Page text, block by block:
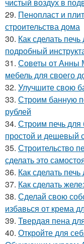
чистый воздух в
29. Пенопласт и
строительства дома
30. Как сделать
подробный
31. Советы от Анны
мебель для своего
32. Улучшите свою
33. Строим банную
рублей
34. Строим печь для
простой и дешевый
35. Строительство
сделать это
36. Как сделать
37. Как сделать
38. Сделай свою
избавься от крема
39. Твердая пена
40. Откройте для